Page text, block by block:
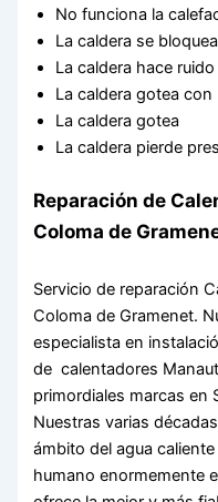
No funciona la
La caldera se bloquea
La caldera hace ruido
La caldera gotea con
La caldera gotea
La caldera pierde
Reparación de
Coloma de
Servicio de reparación
Coloma de Gramenet.
especialista en
de calentadores
primordiales marcas en
Nuestras varias
ámbito del agua
humano enormemente